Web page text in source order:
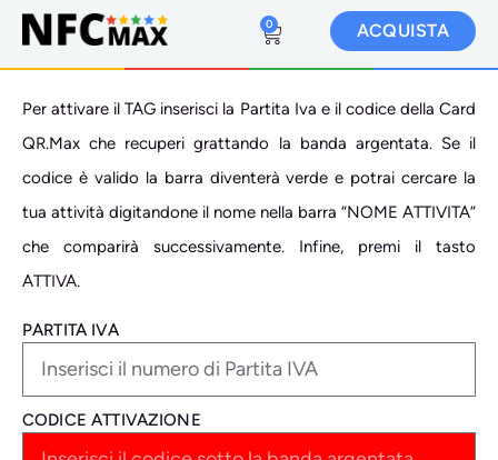
0 ACQUISTA
Per attivare il TAG inserisci la Partita Iva e il codice della Card
QR.Max che recuperi grattando la banda argentata. Se il
codice è valido la barra diventerà verde e potrai cercare la
tua attività digitandone il nome nella barra “NOME ATTIVITA”
che comparirà successivamente. Infine, premi il tasto
ATTIVA.
PARTITA IVA
CODICE ATTIVAZIONE